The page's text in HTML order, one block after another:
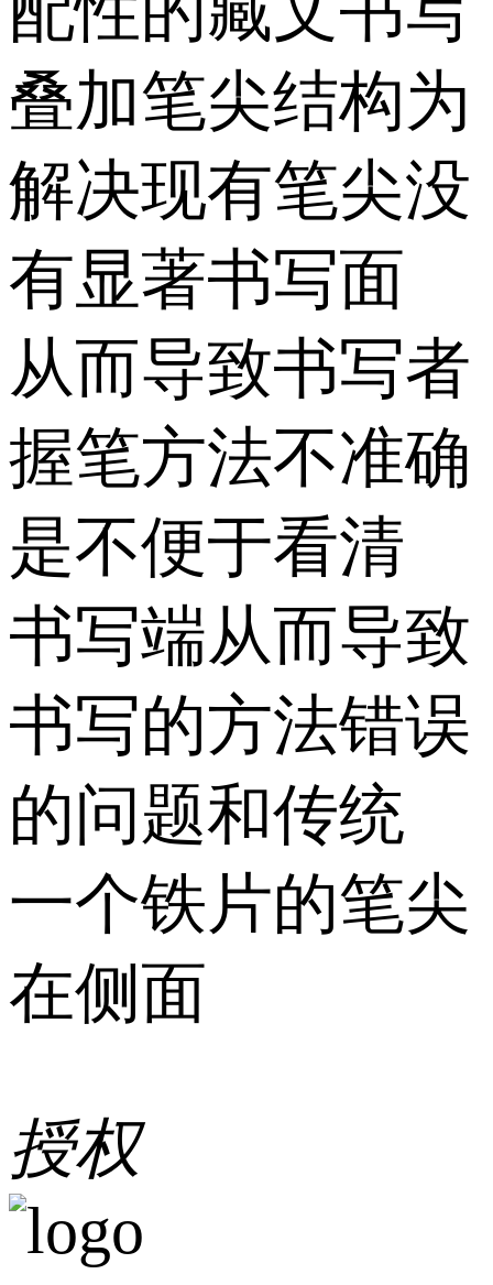
叠加笔尖结构为
解决现有笔尖没
有显著书写面
从而导致书写者
握笔方法不准确
是不便于看清
书写端从而导致
书写的方法错误
的问题和传统
一个铁片的笔尖
在侧面
授权